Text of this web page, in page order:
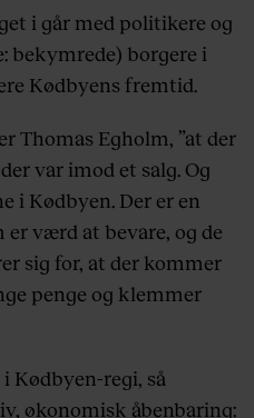
i går med politikere og
bekymrede) borgere i
Kødbyens fremtid.
Thomas Egholm, ”at der
var imod et salg. Og
i Kødbyen. Der er en
værd at bevare, og de
sig for, at der kommer
penge og klemmer
Kødbyen-regi, så
økonomisk åbenbaring: